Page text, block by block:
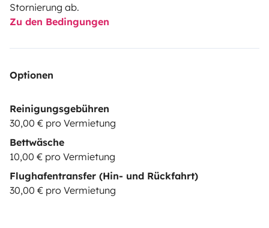
Stornierung ab.
Zu den Bedingungen
Optionen
Reinigungsgebühren
30,00 € pro Vermietung
Bettwäsche
10,00 € pro Vermietung
Flughafentransfer (Hin- und Rückfahrt)
30,00 € pro Vermietung